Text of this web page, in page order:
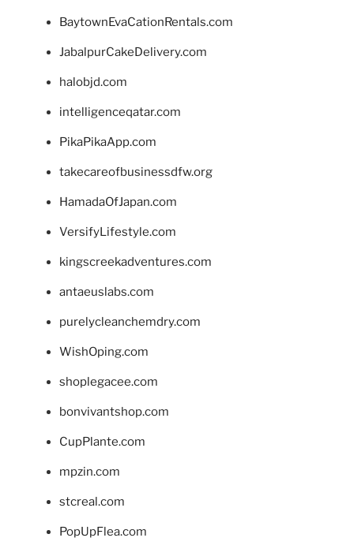
BaytownEvaCationRentals.com
JabalpurCakeDelivery.com
halobjd.com
intelligenceqatar.com
PikaPikaApp.com
takecareofbusinessdfw.org
HamadaOfJapan.com
VersifyLifestyle.com
kingscreekadventures.com
antaeuslabs.com
purelycleanchemdry.com
WishOping.com
shoplegacee.com
bonvivantshop.com
CupPlante.com
mpzin.com
stcreal.com
PopUpFlea.com